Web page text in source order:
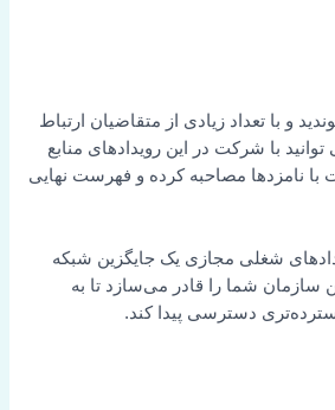
و با تعداد زیادی از متقاضیان ارتباط
با شرکت در این رویدادهای منابع
با نامزدها مصاحبه کرده و فهرست نهایی
شغلی مجازی یک جایگزین شبکه
سازمان شما را قادر می‌سازد تا به
دسترسی پیدا کند.